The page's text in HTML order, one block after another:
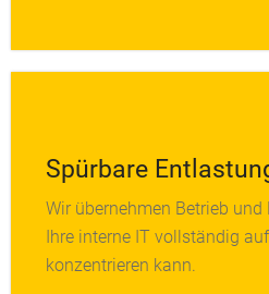
Spürbare
Wir übernehmen Betrieb
Ihre interne IT vollständig
konzentrieren kann.
Routineaufgaben laufen
gewinnt Zeit für Innovation